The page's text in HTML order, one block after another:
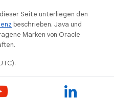
Seite unterliegen den
beschrieben. Java und
Marken von Oracle